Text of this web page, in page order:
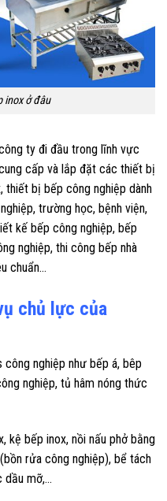
inox ở đâu
ty đi đầu trong lĩnh vực
cấp và lắp đặt các thiết bị
thiết bị bếp công nghiệp dành
trường học, bệnh viện,
kế bếp công nghiệp, bếp
nghiệp, thi công bếp nhà
chuẩn…
chủ lực của
công nghiệp như bếp á, bêp
nghiệp, tủ hâm nóng thức
kệ bếp inox, nồi nấu phở bằng
rửa công nghiệp), bể tách
dầu mỡ,…